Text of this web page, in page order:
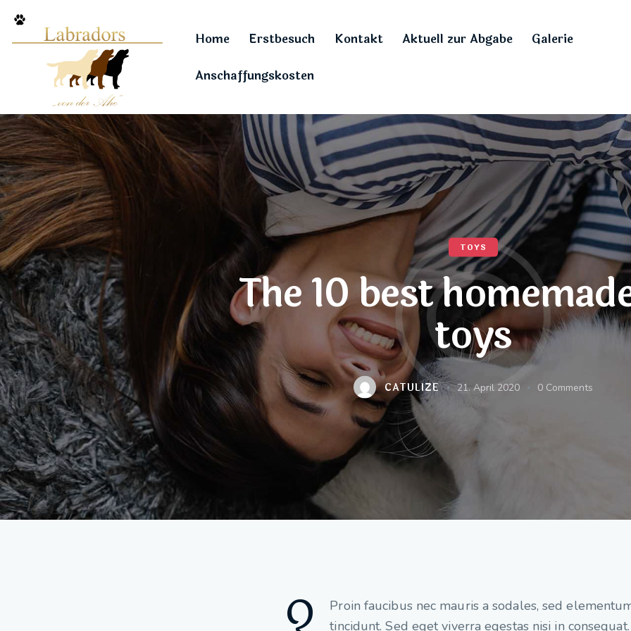
Home Erstbesuch Kontakt Aktuell zur Abgabe
Galerie
Anschaffungskosten
TOYS
The 10 best
toys
CATULIZE 21. April 2020 0 Comments
Q
Proin faucibus nec mauris a sodales, sed
tincidunt. Sed eget viverra egestas nisi in consequat.